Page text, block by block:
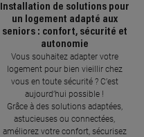
Installation de solutions pour
un logement adapté aux
seniors : confort, sécurité et
autonomie
Vous souhaitez adapter votre
logement pour bien vieillir chez
vous en toute sécurité ? C’est
aujourd’hui possible !
Grâce à des solutions adaptées,
astucieuses ou connectées,
améliorez votre confort, sécurisez